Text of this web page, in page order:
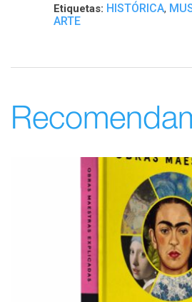
Etiquetas: HISTÓRICA,
ARTE